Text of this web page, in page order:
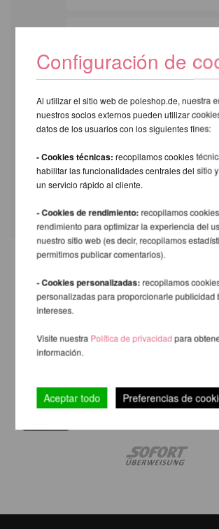
Acepto las condiciones de
privacidad[Más]
* información necesaria
Configuración de
Al utilizar el sitio web de poleshop.de, nuestra
nuestros socios externos pueden utilizar
datos de los usuarios con los siguientes fines:
- Cookies técnicas:recopilamos cookies
habilitar las funcionalidades centrales del sitio
un servicio rápido al cliente.
- Cookies de rendimiento: recopilamos
rendimiento para optimizar la experiencia del
nuestro sitio web (es decir, recopilamos
permitimos publicar comentarios).
- Cookies personalizadas: recopilamos
personalizadas para proporcionarle publicidad
intereses.
Visite nuestra Política de privacidadpara
información.
Aceptar todo Preferencias de